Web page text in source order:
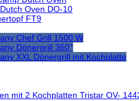
Oven DO-10
FT9
Chef Grill 1500 W
Dönergrill 360°
XXL Dönergrill mit Kochplatte
mit 2 Kochplatten Tristar OV-